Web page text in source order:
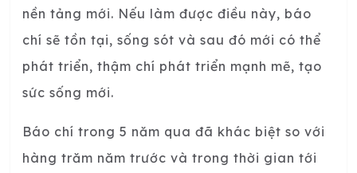
nền tảng mới. Nếu làm được điều này, báo
chí sẽ tồn tại, sống sót và sau đó mới có thể
phát triển, thậm chí phát triển mạnh mẽ, tạo
sức sống mới.
Báo chí trong 5 năm qua đã khác biệt so với
hàng trăm năm trước và trong thời gian tới